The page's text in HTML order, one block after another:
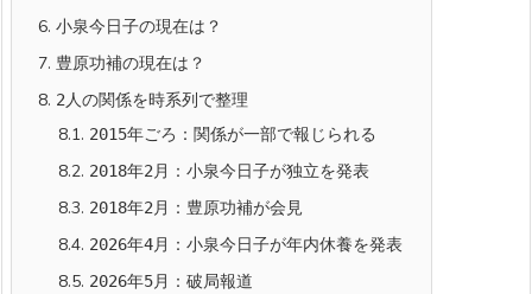
6. 小泉今日子の現在は？
7. 豊原功補の現在は？
8. 2人の関係を時系列で整理
8.1. 2015年ごろ：関係が一部で報じられる
8.2. 2018年2月：小泉今日子が独立を発表
8.3. 2018年2月：豊原功補が会見
8.4. 2026年4月：小泉今日子が年内休養を発表
8.5. 2026年5月：破局報道